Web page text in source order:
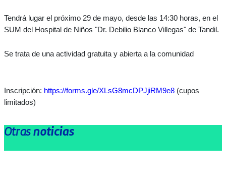
Tendrá lugar el próximo 29 de mayo, desde las 14:30 horas, en el
SUM del Hospital de Niños "Dr. Debilio Blanco Villegas" de Tandil.
Se trata de una actividad gratuita y abierta a la comunidad
Inscripción: https://forms.gle/XLsG8mcDPJjiRM9e8 (cupos
limitados)
Otras noticias